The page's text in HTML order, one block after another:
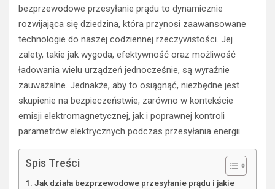
bezprzewodowe przesyłanie prądu to dynamicznie
rozwijająca się dziedzina, która przynosi zaawansowane
technologie do naszej codziennej rzeczywistości. Jej
zalety, takie jak wygoda, efektywność oraz możliwość
ładowania wielu urządzeń jednocześnie, są wyraźnie
zauważalne. Jednakże, aby to osiągnąć, niezbędne jest
skupienie na bezpieczeństwie, zarówno w kontekście
emisji elektromagnetycznej, jak i poprawnej kontroli
parametrów elektrycznych podczas przesyłania energii.
Spis Treści
Jak działa bezprzewodowe przesyłanie prądu i jakie